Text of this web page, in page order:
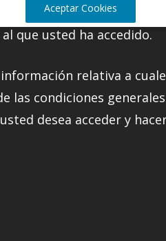
Aceptar Cookies
que usted ha accedido.
relativa a
las condiciones
desea acceder y